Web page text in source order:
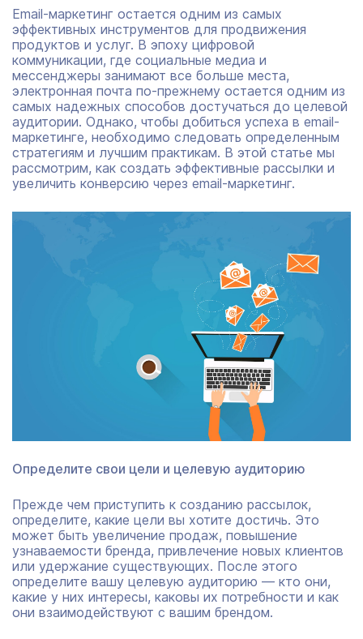
Email-маркетинг остается одним из самых
эффективных инструментов для продвижения
продуктов и услуг. В эпоху цифровой
коммуникации, где социальные медиа и
мессенджеры занимают все больше места,
электронная почта по-прежнему остается одним из
самых надежных способов достучаться до целевой
аудитории. Однако, чтобы добиться успеха в email-
маркетинге, необходимо следовать определенным
стратегиям и лучшим практикам. В этой статье мы
рассмотрим, как создать эффективные рассылки и
увеличить конверсию через email-маркетинг.
Определите свои цели и целевую аудиторию
Прежде чем приступить к созданию рассылок,
определите, какие цели вы хотите достичь. Это
может быть увеличение продаж, повышение
узнаваемости бренда, привлечение новых клиентов
или удержание существующих. После этого
определите вашу целевую аудиторию — кто они,
какие у них интересы, каковы их потребности и как
они взаимодействуют с вашим брендом.